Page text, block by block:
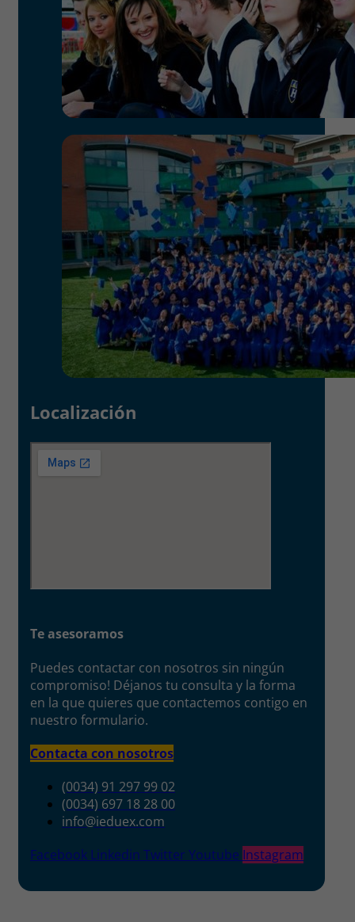
Localización
Te asesoramos
Puedes contactar con nosotros sin ningún
compromiso! Déjanos tu consulta y la forma
en la que quieres que contactemos contigo en
nuestro formulario.
Contacta con nosotros
(0034) 91 297 99 02
(0034) 697 18 28 00
info@ieduex.com
Facebook Linkedin Twitter Youtube Instagram